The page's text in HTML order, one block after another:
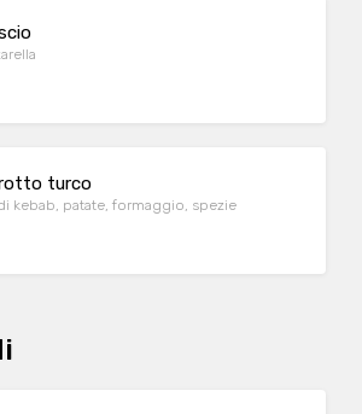
turco
kebab, patate, formaggio, spezie